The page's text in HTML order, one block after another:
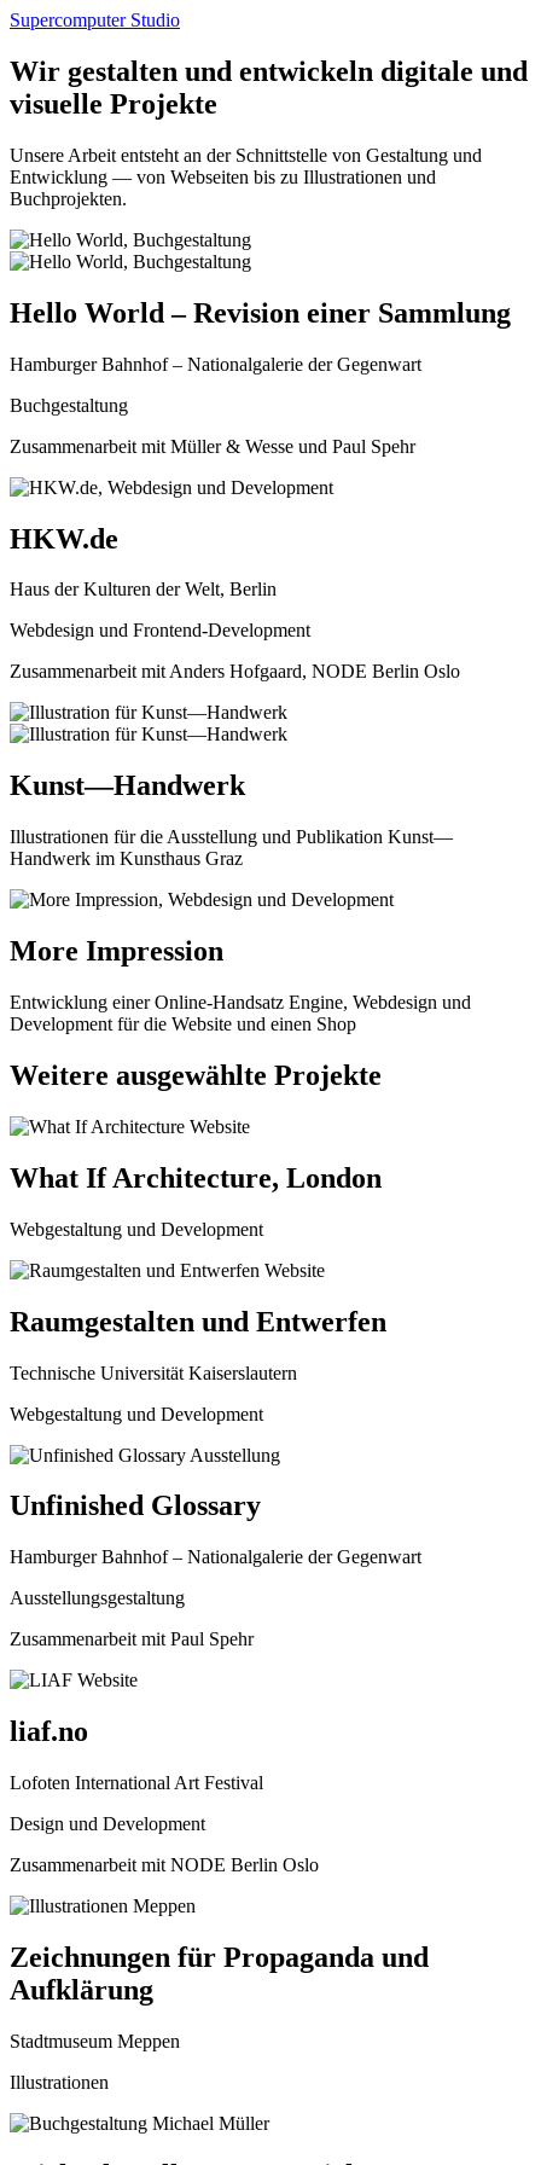
Supercomputer Studio
Wir gestalten und entwickeln digitale und
visuelle Projekte
Unsere Arbeit entsteht an der Schnittstelle von Gestaltung und
Entwicklung — von Webseiten bis zu Illustrationen und
Buchprojekten.
Hello World – Revision einer Sammlung
Hamburger Bahnhof – Nationalgalerie der Gegenwart
Buchgestaltung
Zusammenarbeit mit Müller & Wesse und Paul Spehr
HKW.de
Haus der Kulturen der Welt, Berlin
Webdesign und Frontend-Development
Zusammenarbeit mit Anders Hofgaard, NODE Berlin Oslo
Kunst—Handwerk
Illustrationen für die Ausstellung und Publikation Kunst—
Handwerk im Kunsthaus Graz
More Impression
Entwicklung einer Online-Handsatz Engine, Webdesign und
Development für die Website und einen Shop
Weitere ausgewählte Projekte
What If Architecture, London
Webgestaltung und Development
Raumgestalten und Entwerfen
Technische Universität Kaiserslautern
Webgestaltung und Development
Unfinished Glossary
Hamburger Bahnhof – Nationalgalerie der Gegenwart
Ausstellungsgestaltung
Zusammenarbeit mit Paul Spehr
liaf.no
Lofoten International Art Festival
Design und Development
Zusammenarbeit mit NODE Berlin Oslo
Zeichnungen für Propaganda und
Aufklärung
Stadtmuseum Meppen
Illustrationen